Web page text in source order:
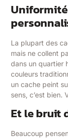
La plupart des
mais ne collent
dans un quartier
couleurs
un cache peint
sens, c’est bien.
Et le bruit
Beaucoup